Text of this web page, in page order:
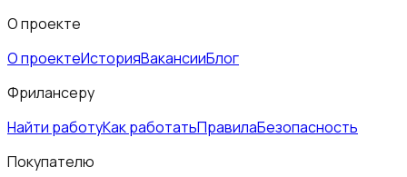
О проекте
О проектеИсторияВакансииБлог
Фрилансеру
Найти работуКак работатьПравилаБезопасность
Покупателю